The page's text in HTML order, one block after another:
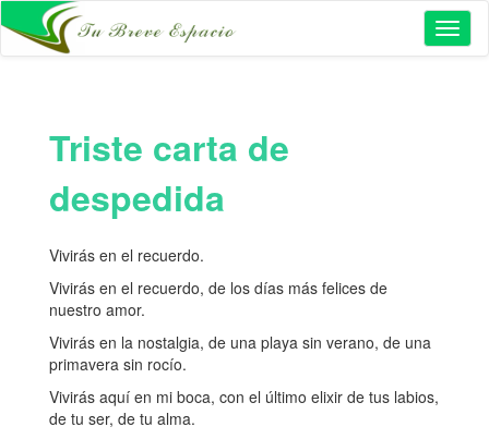
Triste carta de
despedida
Vivirás en el recuerdo.
Vivirás en el recuerdo, de los días más felices de
nuestro amor.
Vivirás en la nostalgia, de una playa sin verano, de una
primavera sin rocío.
Vivirás aquí en mi boca, con el último elixir de tus labios,
de tu ser, de tu alma.